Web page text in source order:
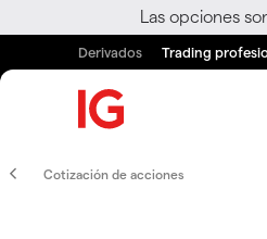
Las opciones
Derivados Trading
Cotización de acciones